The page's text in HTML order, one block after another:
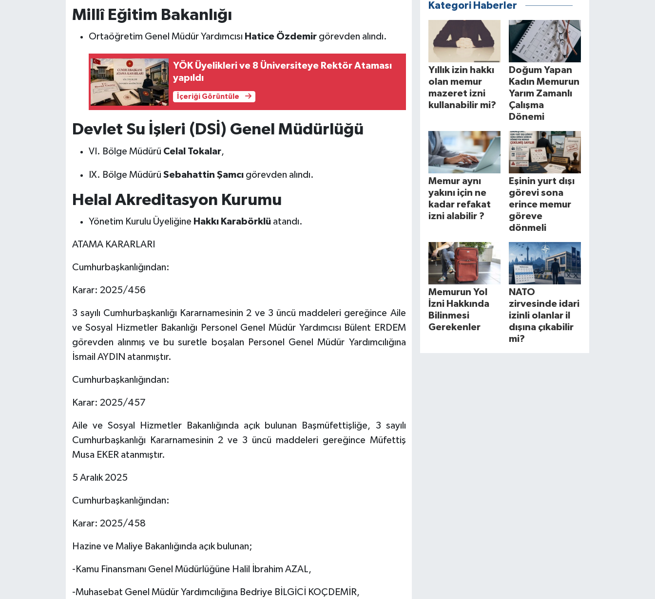
Millî Eğitim Bakanlığı
Ortaöğretim Genel Müdür Yardımcısı Hatice Özdemirgörevden alındı.
YÖK Üyelikleri ve 8 Üniversiteye Rektör Ataması
yapıldı
İçeriği Görüntüle
Devlet Su İşleri (DSİ) Genel Müdürlüğü
VI. Bölge Müdürü Celal Tokalar,
IX. Bölge Müdürü Sebahattin Şamcıgörevden alındı.
Helal Akreditasyon Kurumu
Yönetim Kurulu Üyeliğine Hakkı Karabörklüatandı.
ATAMA KARARLARI
Cumhurbaşkanlığından:
Karar: 2025/456
3 sayılı Cumhurbaşkanlığı Kararnamesinin 2 ve 3 üncü maddeleri gereğince Aile
ve Sosyal Hizmetler Bakanlığı Personel Genel Müdür Yardımcısı Bülent ERDEM
görevden alınmış ve bu suretle boşalan Personel Genel Müdür Yardımcılığına
İsmail AYDIN atanmıştır.
Cumhurbaşkanlığından:
Karar: 2025/457
Aile ve Sosyal Hizmetler Bakanlığında açık bulunan Başmüfettişliğe, 3 sayılı
Cumhurbaşkanlığı Kararnamesinin 2 ve 3 üncü maddeleri gereğince Müfettiş
Musa EKER atanmıştır.
5 Aralık 2025
Cumhurbaşkanlığından:
Karar: 2025/458
Hazine ve Maliye Bakanlığında açık bulunan;
-Kamu Finansmanı Genel Müdürlüğüne Halil İbrahim AZAL,
-Muhasebat Genel Müdür Yardımcılığına Bedriye BİLGİCİ KOÇDEMİR,
Kategori Haberler
Yıllık izin hakkı
olan memur
mazeret izni
kullanabilir mi?
Doğum Yapan
Kadın Memurun
Yarım Zamanlı
Çalışma
Dönemi
Memur aynı
yakını için ne
kadar refakat
izni alabilir ?
Eşinin yurt dışı
görevi sona
erince memur
göreve
dönmeli
Memurun Yol
İzni Hakkında
Bilinmesi
Gerekenler
NATO
zirvesinde idari
izinli olanlar il
dışına çıkabilir
mi?